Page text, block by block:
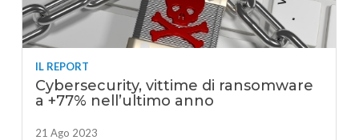
IL REPORT
Cybersecurity, vittime di ransomware
a +77% nell’ultimo anno
21 Ago 2023